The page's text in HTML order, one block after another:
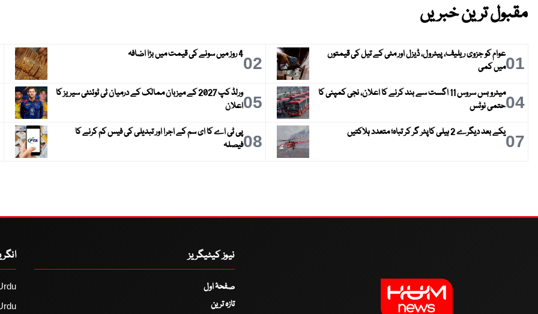
مقبول ترین خبریں
01عوام کو جزوی ریلیف، پیٹرول، ڈیزل اور مٹی کے تیل کی قیمتوں
میں کمی
024 روز میں سونے کی قیمت میں بڑا اضافہ
04
میٹرو بس سروس 11 اگست سے بند کرنے کا اعلان، نجی کمپنی کا
حتمی نوٹس
05
ورلڈ کپ 2027 کے میزبان ممالک کے درمیان ٹی ٹوئنٹی سیریز کا
اعلان
07یکے بعد دیگرے 2 ہیلی کاپٹر گر کر تباہ؛ متعدد ہلاکتیں 08پی ٹی اے کا ای سم کے اجرا اور تبدیلی کی فیس کم کرنے کا
فیصلہ
نیوز کیٹیگریز
صفحۂ اول
تازہ ترین